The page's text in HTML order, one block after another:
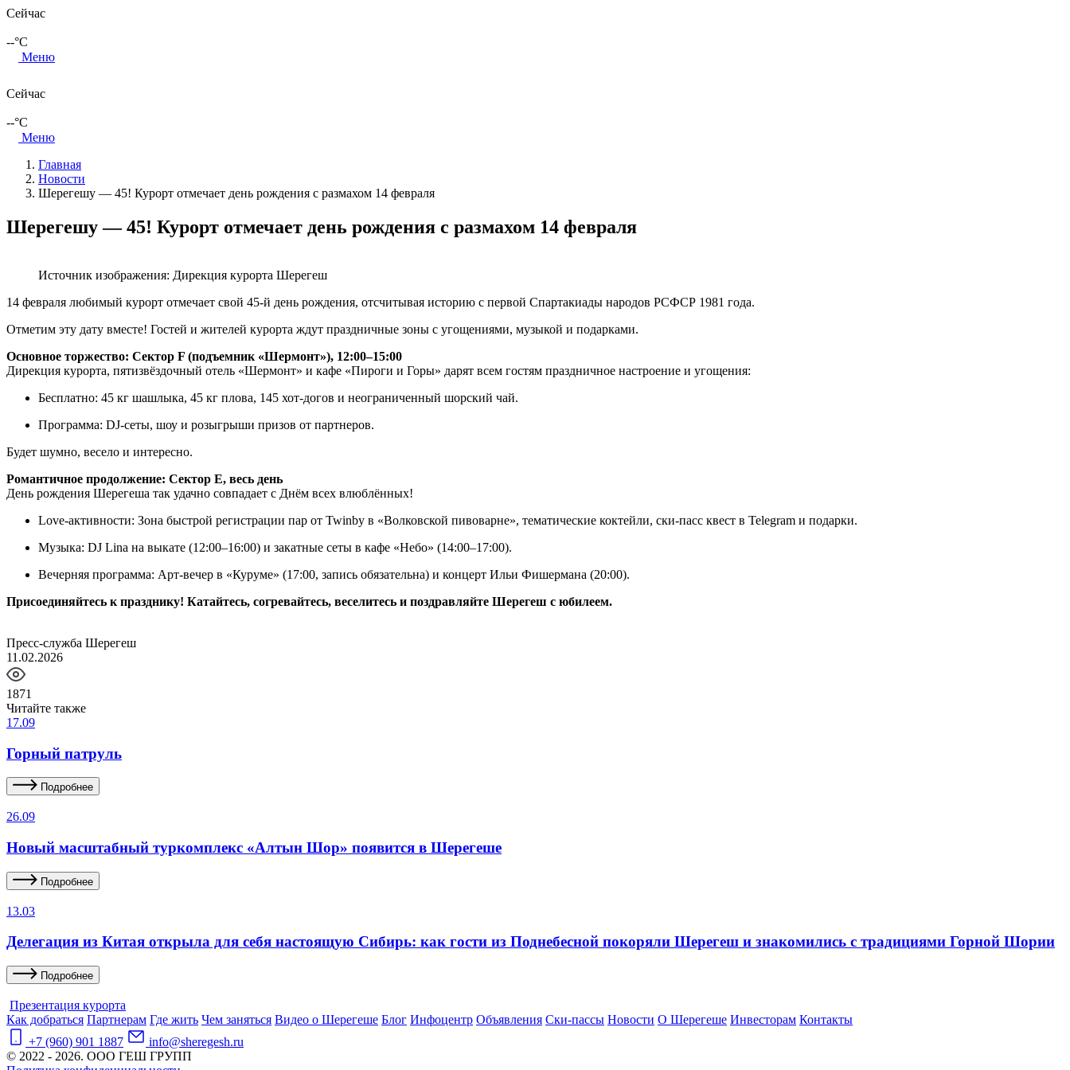
Сейчас
--°C
Меню
Сейчас
--°C
Меню
Главная
Новости
Шерегешу — 45! Курорт отмечает день рождения с размахом 14 февраля
Шерегешу — 45! Курорт отмечает день рождения с размахом 14 февраля
Источник изображения: Дирекция курорта Шерегеш
14 февраля любимый курорт отмечает свой 45-й день рождения, отсчитывая историю с первой Спартакиады народов РСФСР 1981 года.
Отметим эту дату вместе! Гостей и жителей курорта ждут праздничные зоны с угощениями, музыкой и подарками.
Основное торжество: Сектор F (подъемник «Шермонт»), 12:00–15:00
Дирекция курорта, пятизвёздочный отель «Шермонт» и кафе «Пироги и Горы» дарят всем гостям праздничное настроение и угощения:
Бесплатно: 45 кг шашлыка, 45 кг плова, 145 хот-догов и неограниченный шорский чай.
Программа: DJ-сеты, шоу и розыгрыши призов от партнеров.
Будет шумно, весело и интересно.
Романтичное продолжение: Сектор E, весь день
День рождения Шерегеша так удачно совпадает с Днём всех влюблённых!
Love-активности: Зона быстрой регистрации пар от Twinby в «Волковской пивоварне», тематические коктейли, ски-пасс квест в Telegram и подарки.
Музыка: DJ Lina на выкате (12:00–16:00) и закатные сеты в кафе «Небо» (14:00–17:00).
Вечерняя программа: Арт-вечер в «Куруме» (17:00, запись обязательна) и концерт Ильи Фишермана (20:00).
Присоединяйтесь к празднику! Катайтесь, согревайтесь, веселитесь и поздравляйте Шерегеш с юбилеем.
Пресс-служба Шерегеш
11.02.2026
1871
Читайте также
17.09
Горный патруль
Подробнее
26.09
Новый масштабный туркомплекс «Алтын Шор» появится в Шерегеше
Подробнее
13.03
Делегация из Китая открыла для себя настоящую Сибирь: как гости из Поднебесной покоряли Шерегеш и знакомились с традициями Горной Шории
Подробнее
Презентация курорта
Как добраться Партнерам Где жить Чем заняться Видео о Шерегеше Блог Инфоцентр Объявления Ски-пассы Новости О Шерегеше Инвесторам Контакты
+7 (960) 901 1887
info@sheregesh.ru
© 2022 - 2026. ООО ГЕШ ГРУПП